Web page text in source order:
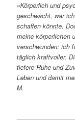
»Körperlich und
geschwächt, war
schaffen könnte.
meine körperlichen
verschwunden; ich
täglich kraftvoller.
tiefere Ruhe und
Leben und damit
M.